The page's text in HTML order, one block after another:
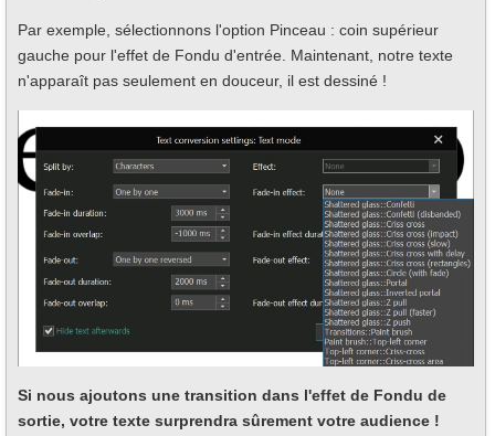
Par exemple, sélectionnons l'option Pinceau : coin supérieur
gauche pour l'effet de Fondu d'entrée. Maintenant, notre texte
n'apparaît pas seulement en douceur, il est dessiné !
Si nous ajoutons une transition dans l'effet de Fondu de
sortie, votre texte surprendra sûrement votre audience !